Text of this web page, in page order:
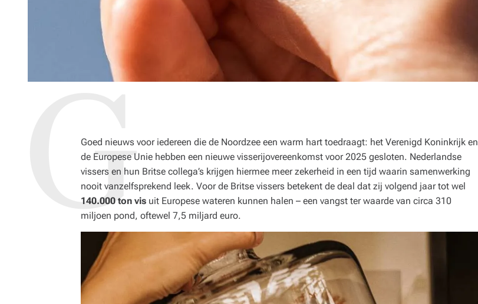
Goed nieuws voor iedereen die de Noordzee een warm hart toedraagt: het Verenigd Koninkrijk en
de Europese Unie hebben een nieuwe visserijovereenkomst voor 2025 gesloten. Nederlandse
vissers en hun Britse collega’s krijgen hiermee meer zekerheid in een tijd waarin samenwerking
nooit vanzelfsprekend leek. Voor de Britse vissers betekent de deal dat zij volgend jaar tot wel
140.000 ton vis uit Europese wateren kunnen halen – een vangst ter waarde van circa 310
miljoen pond, oftewel 7,5 miljard euro.